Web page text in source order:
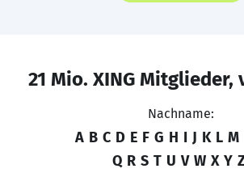
21 Mio. XING Mitglieder,
Nachname:
A B C D E F G H I J K L M
Q R S T U V W X Y